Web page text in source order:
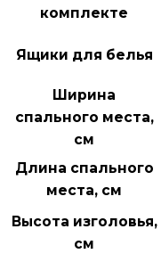
комплекте
Ящики для белья
Ширина
спального места,
см
Длина спального
места, см
Высота изголовья,
см